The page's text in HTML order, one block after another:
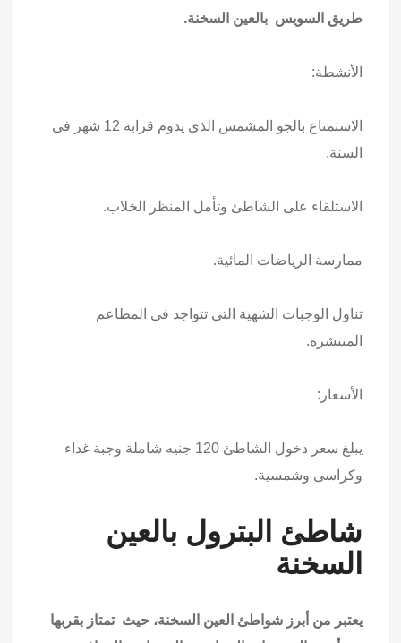
طريق السويس بالعين السخنة.
الأنشطة:
الاستمتاع بالجو المشمس الذى يدوم قرابة 12 شهر فى
السنة.
الاستلقاء على الشاطئ وتأمل المنظر الخلاب.
ممارسة الرياضات المائية.
تناول الوجبات الشهية التى تتواجد فى المطاعم
المنتشرة.
الأسعار:
يبلغ سعر دخول الشاطئ 120 جنيه شاملة وجبة غداء
وكراسى وشمسية.
شاطئ البترول بالعين
السخنة
يعتبر من أبرز شواطئ العين السخنة، حيث تمتاز بقربها